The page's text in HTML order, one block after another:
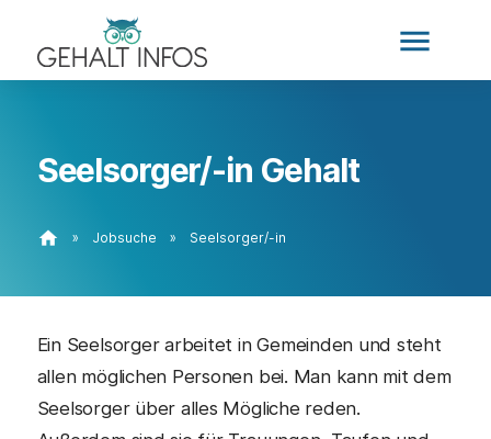
menu
Seelsorger/-in Gehalt
home » Jobsuche » Seelsorger/-in
Ein Seelsorger arbeitet in Gemeinden und steht
allen möglichen Personen bei. Man kann mit dem
Seelsorger über alles Mögliche reden.